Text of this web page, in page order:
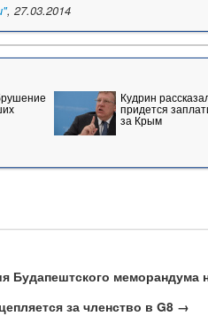
, 27.03.2014
Кудрин
придется
за Крым
Будапештского
за членство в G8 →